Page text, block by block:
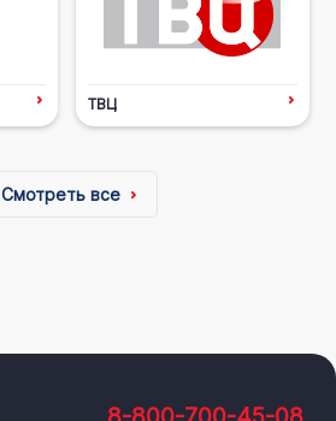
ТВЦ
Смотреть все